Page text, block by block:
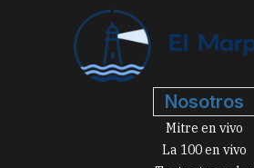
Nosotros
Mitre en vivo
La 100 en vivo